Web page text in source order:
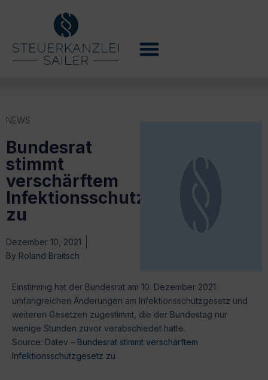
NEWS
Bundesrat
stimmt
verschärftem
Infektionsschutzgesetz
zu
Dezember 10, 2021
By Roland Braitsch
Einstimmig hat der Bundesrat am 10. Dezember 2021
umfangreichen Änderungen am Infektionsschutzgesetz und
weiteren Gesetzen zugestimmt, die der Bundestag nur
wenige Stunden zuvor verabschiedet hatte.
Source: Datev – Bundesrat stimmt verschärftem
Infektionsschutzgesetz zu